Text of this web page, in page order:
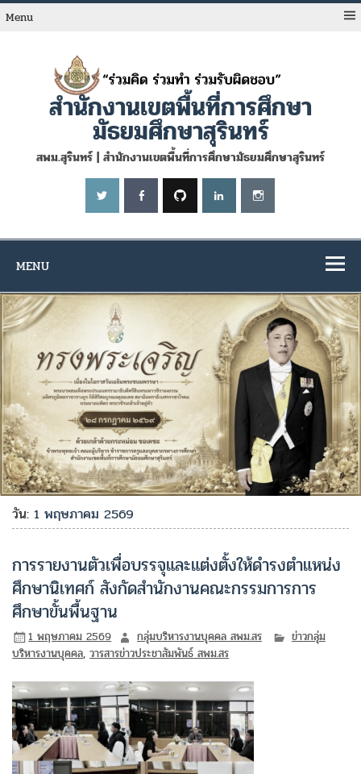
Skip
toMenu
สำนักงานเขตพื้นที่การศึกษา
มัธยมศึกษาสุรินทร์
สพม.สุรินทร์ | สำนักงานเขตพื้นที่การศึกษามัธยมศึกษาสุรินทร์
MENU
วัน:1 พฤษภาคม 2569
การรายงานตัวเพื่อบรรจุและแต่งตั้งให้ดำรงตำแหน่ง
ศึกษานิเทศก์ สังกัดสำนักงานคณะกรรมการการ
ศึกษาขั้นพื้นฐาน
1 พฤษภาคม 2569 กลุ่มบริหารงานบุคคล สพม.สร
ข่าวกลุ่ม
บริหารงานบุคคล,วารสารข่าวประชาสัมพันธ์ สพม.สร